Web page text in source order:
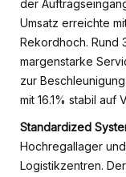
der
Umsatz erreichte
Rekordhoch. Rund
margenstarke
zur
mit 16.1% stabil auf
Standardized
Hochregallager
Logistikzentren.